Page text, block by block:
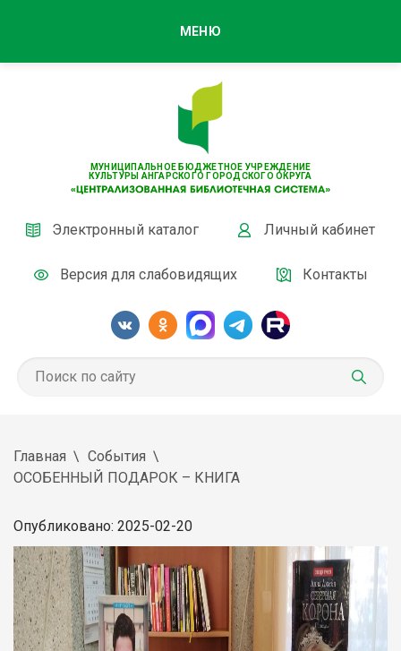
МУНИЦИПАЛЬНОЕ БЮДЖЕТНОЕ УЧРЕЖДЕНИЕ
КУЛЬТУРЫ АНГАРСКОГО ГОРОДСКОГО ОКРУГА
Электронный каталог Личный кабинет
Версия для слабовидящих Контакты
МЕНЮ
Главная
События
ОСОБЕННЫЙ ПОДАРОК – КНИГА
Опубликовано: 2025-02-20